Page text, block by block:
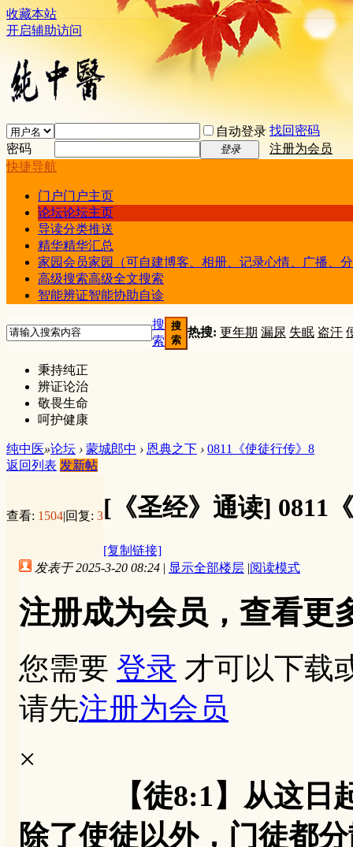
收藏本站
开启辅助访问
自动登录 找回密码
密码
登录
注册为会员
快捷导航
门户门户主页
论坛论坛主页
导读分类推送
精华精华汇总
家园会员家园（可自建博客、相册、记录心情、广播、
高级搜索高级全文搜索
智能辨证智能协助自诊
搜
索
搜
索
热搜: 更年期 漏尿 失眠 盗汗
秉持纯正
辨证论治
敬畏生命
呵护健康
纯中医»论坛 › 蒙城郎中 › 恩典之下 › 0811《使徒行传》8
返回列表 发新帖
查看: 1504|回复: 3[《圣经》通读] 0811
[复制链接]
发表于 2025-3-20 08:24 | 显示全部楼层 |阅读模式
注册成为会员，查看更
您需要 登录 才可以下载
请先注册为会员
×
【徒8:1】从这
除了使徒以外，门徒都